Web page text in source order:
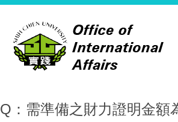
Q：需準備之財力證明金額